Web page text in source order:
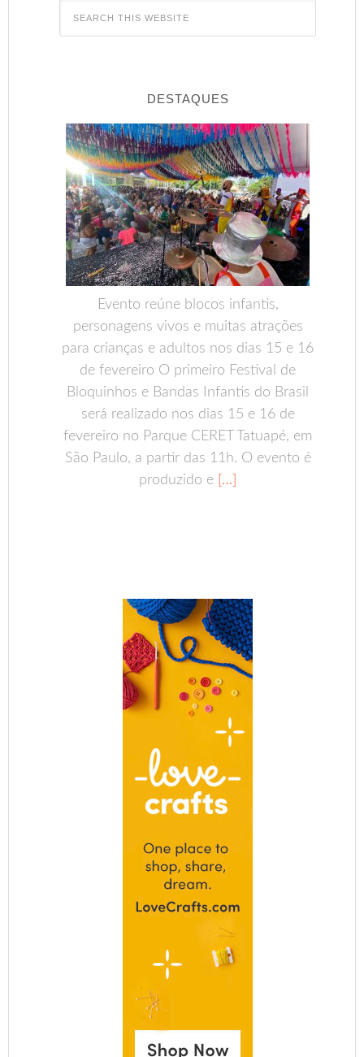
DESTAQUES
Evento reúne blocos infantis,
personagens vivos e muitas atrações
para crianças e adultos nos dias 15 e 16
de fevereiro O primeiro Festival de
Bloquinhos e Bandas Infantis do Brasil
será realizado nos dias 15 e 16 de
fevereiro no Parque CERET Tatuapé, em
São Paulo, a partir das 11h. O evento é
produzido e […]